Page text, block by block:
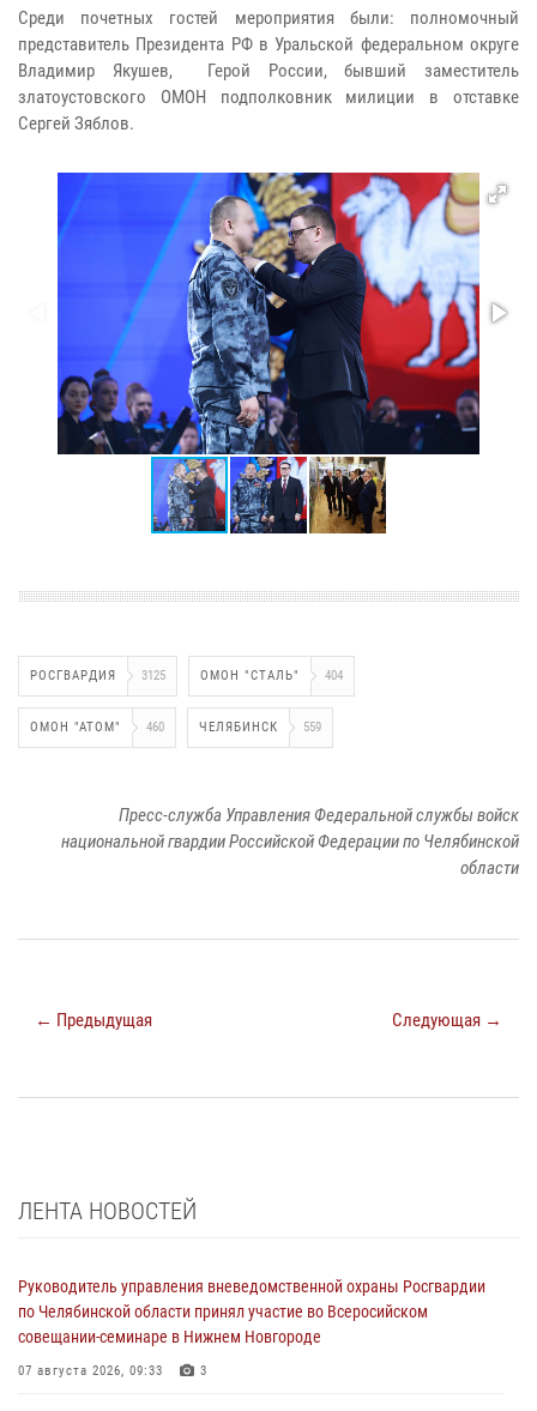
Среди почетных гостей мероприятия были: полномочный
представитель Президента РФ в Уральской федеральном округе
Владимир Якушев, Герой России, бывший заместитель
златоустовского ОМОН подполковник милиции в отставке
Сергей Зяблов.
РОСГВАРДИЯ 3125 ОМОН "СТАЛЬ" 404
ОМОН "АТОМ" 460 ЧЕЛЯБИНСК 559
Пресс-служба Управления Федеральной службы войск
национальной гвардии Российской Федерации по Челябинской
области
← Предыдущая Следующая →
ЛЕНТА НОВОСТЕЙ
Руководитель управления вневедомственной охраны Росгвардии
по Челябинской области принял участие во Всеросийском
совещании-семинаре в Нижнем Новгороде
07 августа 2026, 09:33 3